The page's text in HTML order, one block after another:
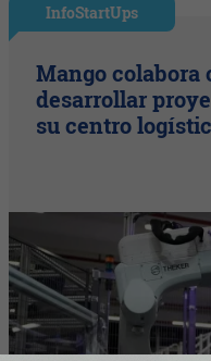
InfoStartUps
Mango colabora
desarrollar
su centro